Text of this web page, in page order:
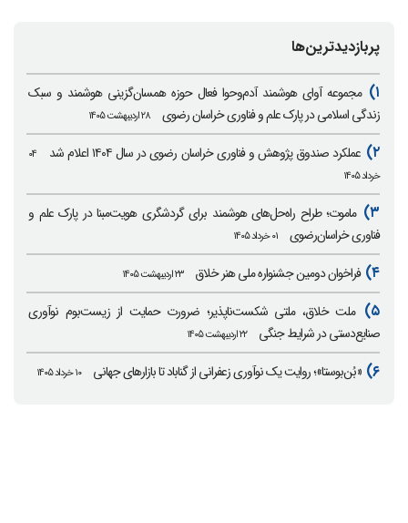
پربازدیدترین‌ها
۱)
مجموعه آوای هوشمند آدم‌وحوا فعال حوزه همسان‌گزینی هوشمند و سبک
زندگی اسلامی در پارک علم و فناوری خراسان رضوی
۲۸ اردیبهشت ۱۴۰۵
۲) عملکرد صندوق پژوهش و فناوری خراسان رضوی در سال ۱۴۰۴ اعلام شد
۰۴
خرداد ۱۴۰۵
۳)
ماموت؛ طراح راه‌حل‌های هوشمند برای گردشگری هویت‌مبنا در پارک علم و
فناوری خراسان‌رضوی
۰۱ خرداد ۱۴۰۵
۴) فراخوان دومین جشنواره ملی هنر خلاق ۲۳ اردیبهشت ۱۴۰۵
۵)
ملت خلاق، ملتی شکست‌ناپذیر؛ ضرورت حمایت از زیست‌بوم نوآوری
صنایع‌دستی در شرایط جنگی
۲۲ اردیبهشت ۱۴۰۵
۶) «بُن‌بوستا»؛ روایت یک نوآوری زعفرانی از گناباد تا بازارهای جهانی ۱۰ خرداد ۱۴۰۵